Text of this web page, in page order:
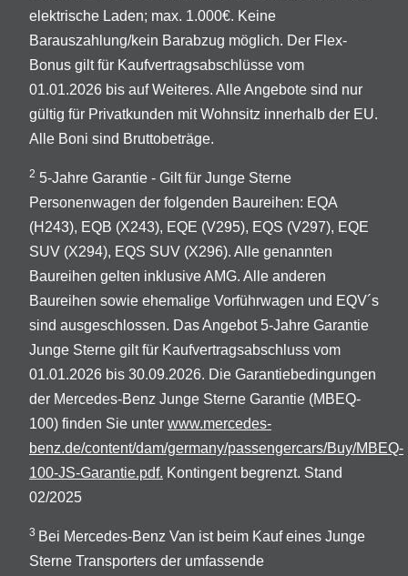
elektrische Laden; max. 1.000€. Keine
Barauszahlung/kein Barabzug möglich. Der Flex-
Bonus gilt für Kaufvertragsabschlüsse vom
01.01.2026 bis auf Weiteres. Alle Angebote sind nur
gültig für Privatkunden mit Wohnsitz innerhalb der EU.
Alle Boni sind Bruttobeträge.
2 5-Jahre Garantie - Gilt für Junge Sterne
Personenwagen der folgenden Baureihen: EQA
(H243), EQB (X243), EQE (V295), EQS (V297), EQE
SUV (X294), EQS SUV (X296). Alle genannten
Baureihen gelten inklusive AMG. Alle anderen
Baureihen sowie ehemalige Vorführwagen und EQV´s
sind ausgeschlossen. Das Angebot 5-Jahre Garantie
Junge Sterne gilt für Kaufvertragsabschluss vom
01.01.2026 bis 30.09.2026. Die Garantiebedingungen
der Mercedes-Benz Junge Sterne Garantie (MBEQ-
100) finden Sie unter www.mercedes-
benz.de/content/dam/germany/passengercars/Buy/MBEQ-
100-JS-Garantie.pdf. Kontingent begrenzt. Stand
02/2025
3 Bei Mercedes-Benz Van ist beim Kauf eines Junge
Sterne Transporters der umfassende